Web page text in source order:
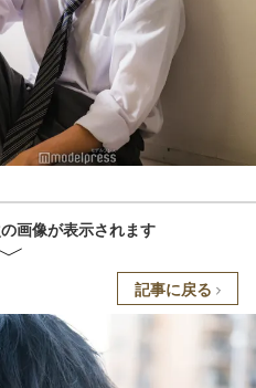
画像が表示されます
記事に戻る